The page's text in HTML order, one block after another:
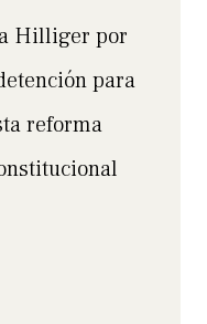
Hilliger por
para
reforma